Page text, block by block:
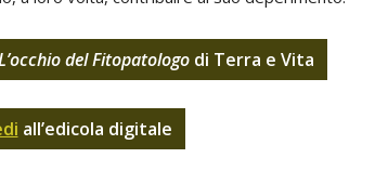
del Fitopatologodi Terra e Vita
all’edicola digitale